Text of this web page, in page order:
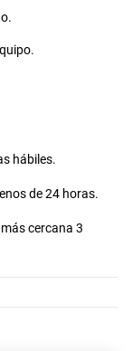
hábiles.
de 24 horas.
cercana 3